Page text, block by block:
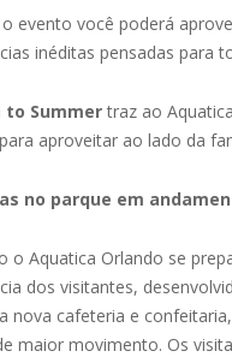
evento você poderá
inéditas pensadas para
to Summertraz ao
aproveitar ao lado da
no parque em
o Aquatica Orlando se
dos visitantes,
nova cafeteria e
maior movimento. Os